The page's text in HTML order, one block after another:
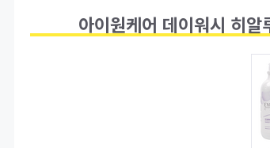
아이원케어 데이워시 히